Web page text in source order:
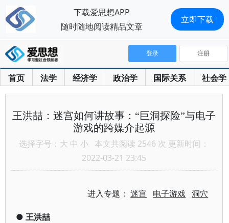
首页 法学 经济学 政治学 国际关系 社会学
登录 注册
王洪喆：迷宫如何讲故事：“巨洞探险”与电子
游戏的跨媒介起源
选择字号： 大 中 小 本文共阅读 2546 次 更新时间：
2022-03-21 23:45
进入专题：迷宫 电子游戏 洞穴
● 王洪喆
下载爱思想APP
随时随地阅读精品文章
立即下载